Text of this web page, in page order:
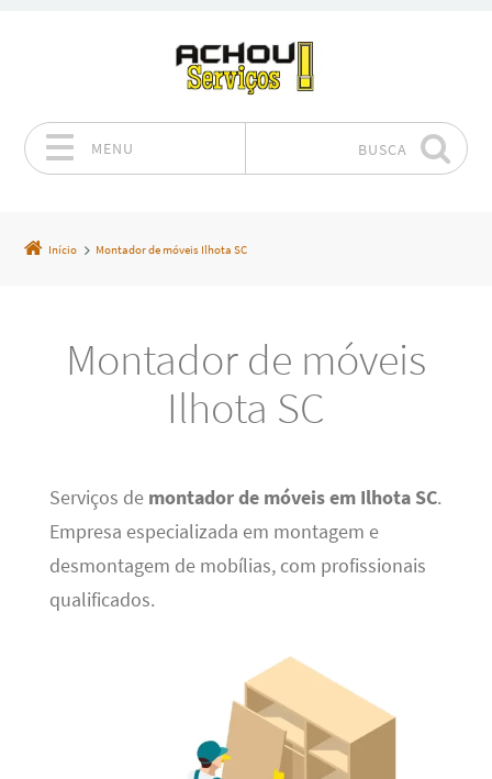
MENU BUSCA
Início Montador de móveis Ilhota SC
Montador de móveis
Ilhota SC
Serviços de montador de móveis em Ilhota SC.
Empresa especializada em montagem e
desmontagem de mobílias, com profissionais
qualificados.